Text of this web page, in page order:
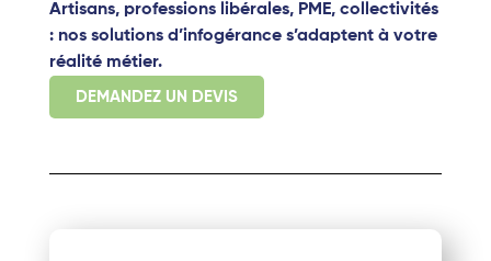
Artisans, professions libérales, PME, collectivités
: nos solutions d’infogérance s’adaptent à votre
réalité métier.
DEMANDEZ UN DEVIS